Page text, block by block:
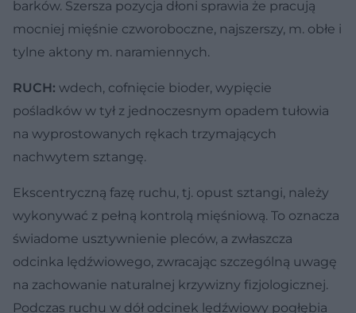
barków. Szersza pozycja dłoni sprawia że pracują
mocniej mięśnie czworoboczne, najszerszy, m. obłe i
tylne aktony m. naramiennych.
RUCH: wdech, cofnięcie bioder, wypięcie
pośladków w tył z jednoczesnym opadem tułowia
na wyprostowanych rękach trzymających
nachwytem sztangę.
Ekscentryczną fazę ruchu, tj. opust sztangi, należy
wykonywać z pełną kontrolą mięśniową. To oznacza
świadome usztywnienie pleców, a zwłaszcza
odcinka lędźwiowego, zwracając szczególną uwagę
na zachowanie naturalnej krzywizny fizjologicznej.
Podczas ruchu w dół odcinek lędźwiowy pogłębia